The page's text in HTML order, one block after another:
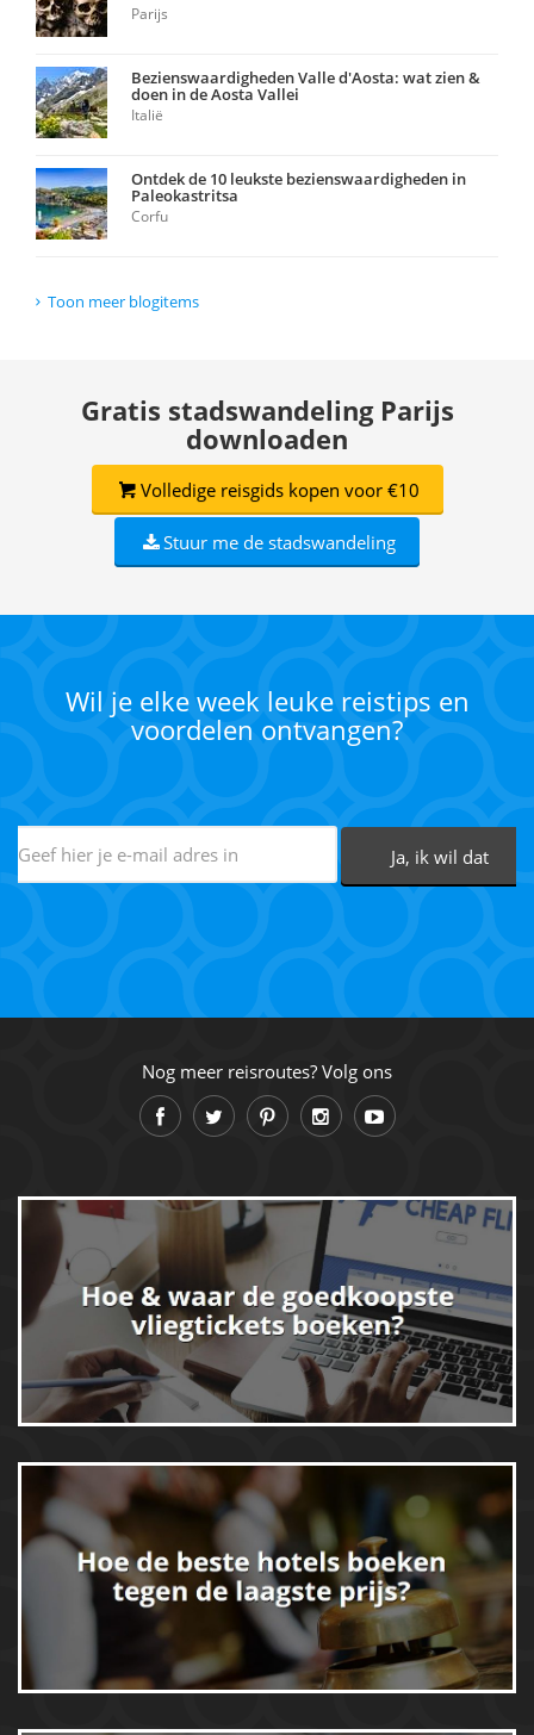
Parijs
Bezienswaardigheden Valle d'Aosta: wat zien &
doen in de Aosta Vallei
Italië
Ontdek de 10 leukste bezienswaardigheden in
Paleokastritsa
Corfu
Toon meer blogitems
Gratis stadswandeling Parijs
downloaden
Volledige reisgids kopen voor €10
Stuur me de stadswandeling
Wil je elke week leuke reistips en
voordelen ontvangen?
Nog meer reisroutes? Volg ons